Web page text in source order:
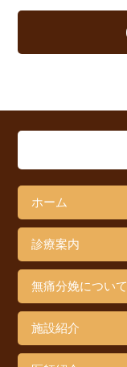
ホーム
診療案内
無痛分娩について
施設紹介